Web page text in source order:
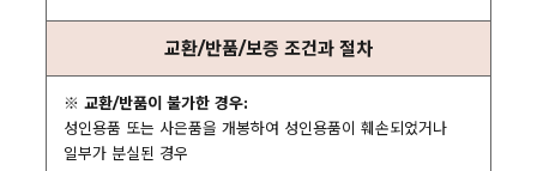
교환/반품/보증 조건과 절차
※ 교환/반품이 불가한 경우:
성인용품 또는 사은품을 개봉하여 성인용품이 훼손되었거나
일부가 분실된 경우